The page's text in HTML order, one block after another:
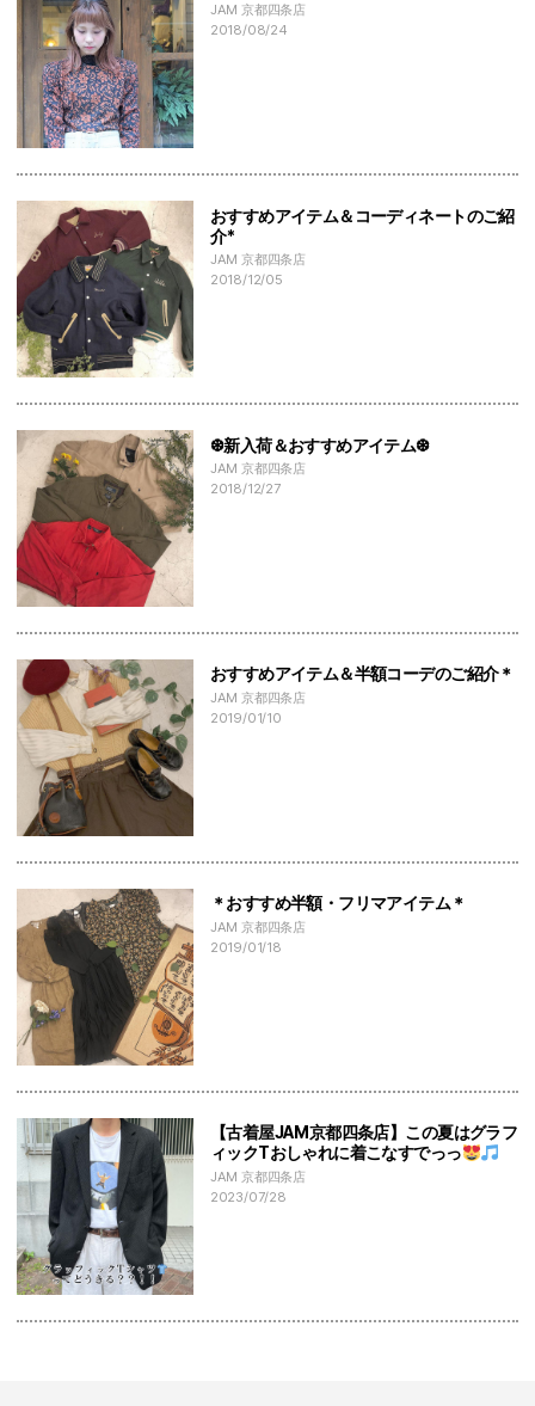
JAM 京都四条店
2018/08/24
おすすめアイテム＆コーディネートのご紹
介*
JAM 京都四条店
2018/12/05
❆新入荷＆おすすめアイテム❆
JAM 京都四条店
2018/12/27
おすすめアイテム＆半額コーデのご紹介＊
JAM 京都四条店
2019/01/10
＊おすすめ半額・フリマアイテム＊
JAM 京都四条店
2019/01/18
【古着屋JAM京都四条店】この夏はグラフ
ィックTおしゃれに着こなすでっっ
JAM 京都四条店
2023/07/28